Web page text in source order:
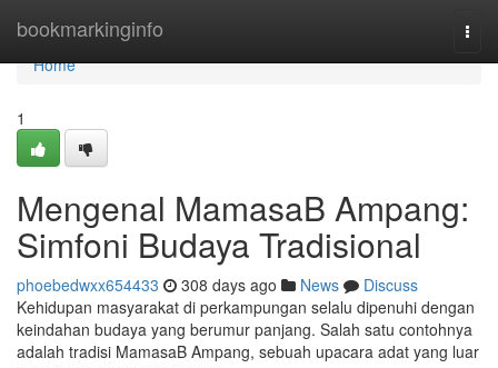
bookmarkinginfo
Home
Home
1
Mengenal MamasaB Ampang:
Simfoni Budaya Tradisional
phoebedwxx654433 308 days ago News
Discuss
Kehidupan masyarakat di perkampungan selalu dipenuhi dengan
keindahan budaya yang berumur panjang. Salah satu contohnya
adalah tradisi MamasaB Ampang, sebuah upacara adat yang luar